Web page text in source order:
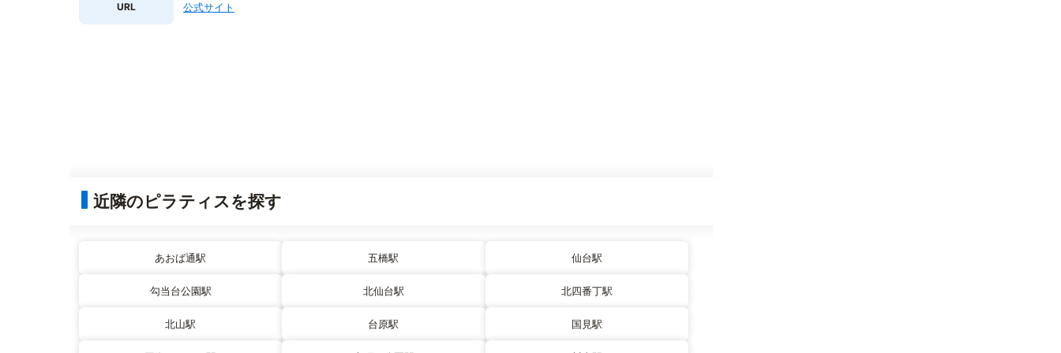
URL 公式サイト
近隣のピラティスを探す
あおば通駅 五橋駅 仙台駅
勾当台公園駅 北仙台駅 北四番丁駅
北山駅 台原駅 国見駅